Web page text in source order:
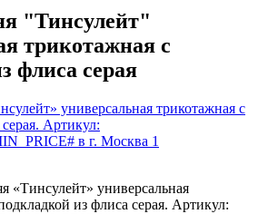
"Тинсулейт"
трикотажная с
флиса серая